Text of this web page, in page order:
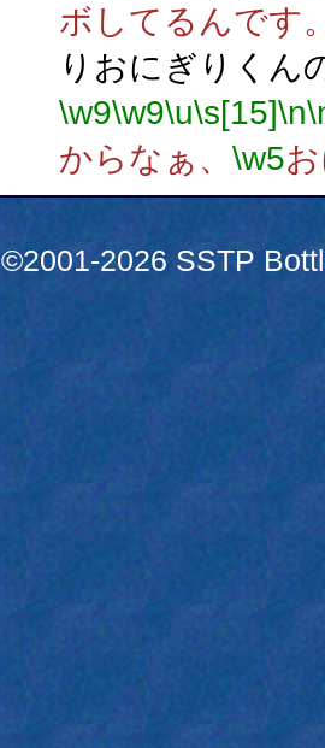
ボしてるんです
りおにぎりくん
\w9\w9\u\s[15]\n
からなぁ、 \w5
©2001-2026 SSTP